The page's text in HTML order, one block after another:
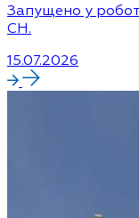
Запущено у
CH.
15.07.2026